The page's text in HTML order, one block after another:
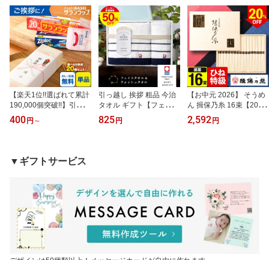
悔やみ 法要 香典 返し 粗
供養 粗品 引出物
EO 竜胆りん tz_
い 奥野晴明堂 法要 法事
お悔やみ 御霊前 葬儀御
供 一周忌 お墓 帰省 桐箱
入 tz_
【楽天1位!!選ばれて累計
190,000個突破!!】引越し
ご挨拶 粗品 引っ越し挨
拶 ギフト 挨拶回り サラ
ラップ キッチン ノベル
ティ 販促 ゴルフコンペ
400 円 ～
引っ越し 挨拶 粗品 今治
タオル ギフト【フェイス
タオル】 シンシアコット
ン ウォッシュタオル S-1
供養 景品 記念品 今治タ
オル]tz_
825 円
【お中元 2026】 そうめ
ん 揖保乃糸 16束【20％
OFF】揖保の糸 特級品
お中元 夏ギフト ギフト
お供え 法事 引き出物 tz_
2,592 円
▼ギフトサービス